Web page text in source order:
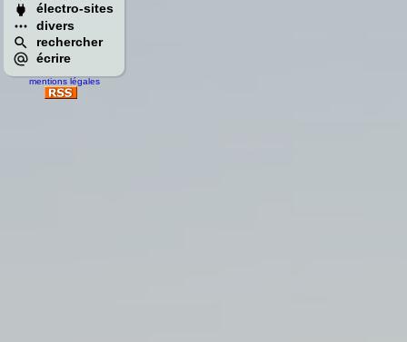
électro-sites
divers
rechercher
écrire
mentions légales